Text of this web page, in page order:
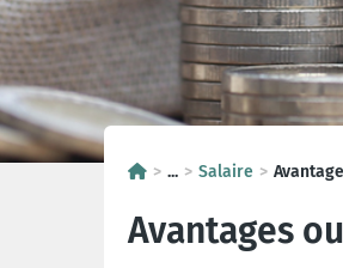
... Salaire
Avantages